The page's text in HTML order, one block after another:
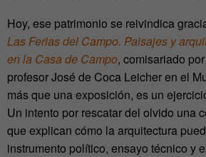
Hoy, ese patrimonio se reivindica
Las Ferias del Campo. Paisajes y
en la Casa de Campo, comisariado
profesor José de Coca Leicher en el
más que una exposición, es un
Un intento por rescatar del olvido una
que explican cómo la arquitectura
instrumento político, ensayo técnico y